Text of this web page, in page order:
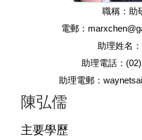
職稱：助
電郵：
助理姓名
助理電話：
助理電郵：
陳弘儒
主要學歷